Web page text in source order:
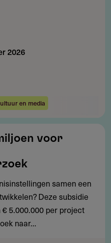
2026
en media
voor
samen een
Deze subsidie
5.000.000 per project
naar...